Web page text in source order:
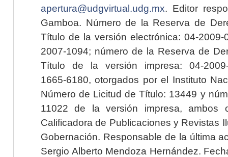
apertura@udgvirtual.udg.mx. Editor
Gamboa. Número de la Reserva de
Título de la versión electrónica: 04-2009-
2007-1094; número de la Reserva de
Título de la versión impresa: 04-2009-
1665-6180, otorgados por el Instituto
Número de Licitud de Título: 13449 y
11022 de la versión impresa, ambos
Calificadora de Publicaciones y Revistas
Gobernación. Responsable de la última
Sergio Alberto Mendoza Hernández.